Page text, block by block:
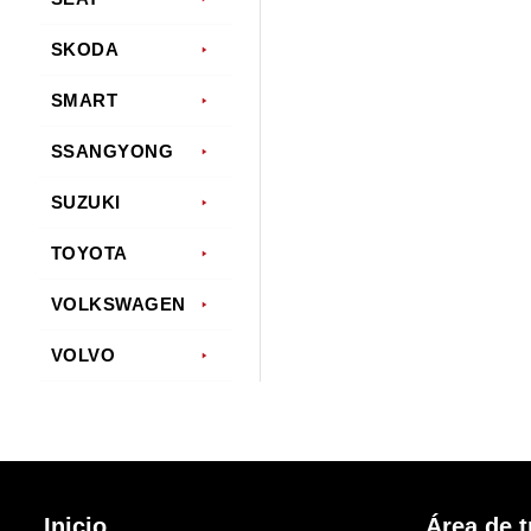
SKODA
SMART
SSANGYONG
SUZUKI
TOYOTA
VOLKSWAGEN
VOLVO